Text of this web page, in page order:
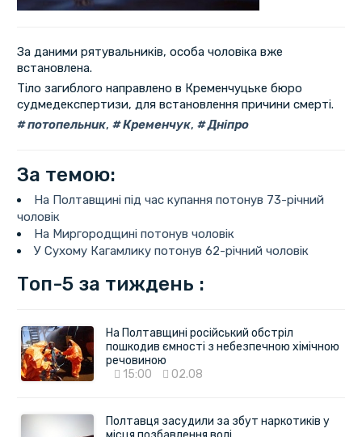
За даними рятувальників, особа чоловіка вже
встановлена.
Тіло загиблого направлено в Кременчуцьке бюро
судмедекспертизи, для встановлення причини смерті.
потопельник, Кременчук, Дніпро
За темою:
На Полтавщині під час купання потонув 73-річний
чоловік
На Миргородщині потонув чоловік
У Сухому Кагамлику потонув 62-річний чоловік
Топ-5 за тиждень :
На Полтавщині російський обстріл
пошкодив ємності з небезпечною хімічною
речовиною
15:00
02.08
Полтавця засудили за збут наркотиків у